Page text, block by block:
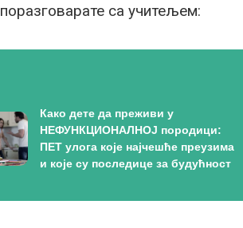
са учитељем:
Како дете да преживи у
НЕФУНКЦИОНАЛНОЈ породици:
ПЕТ улога које најчешће преузима
и које су последице за будућност